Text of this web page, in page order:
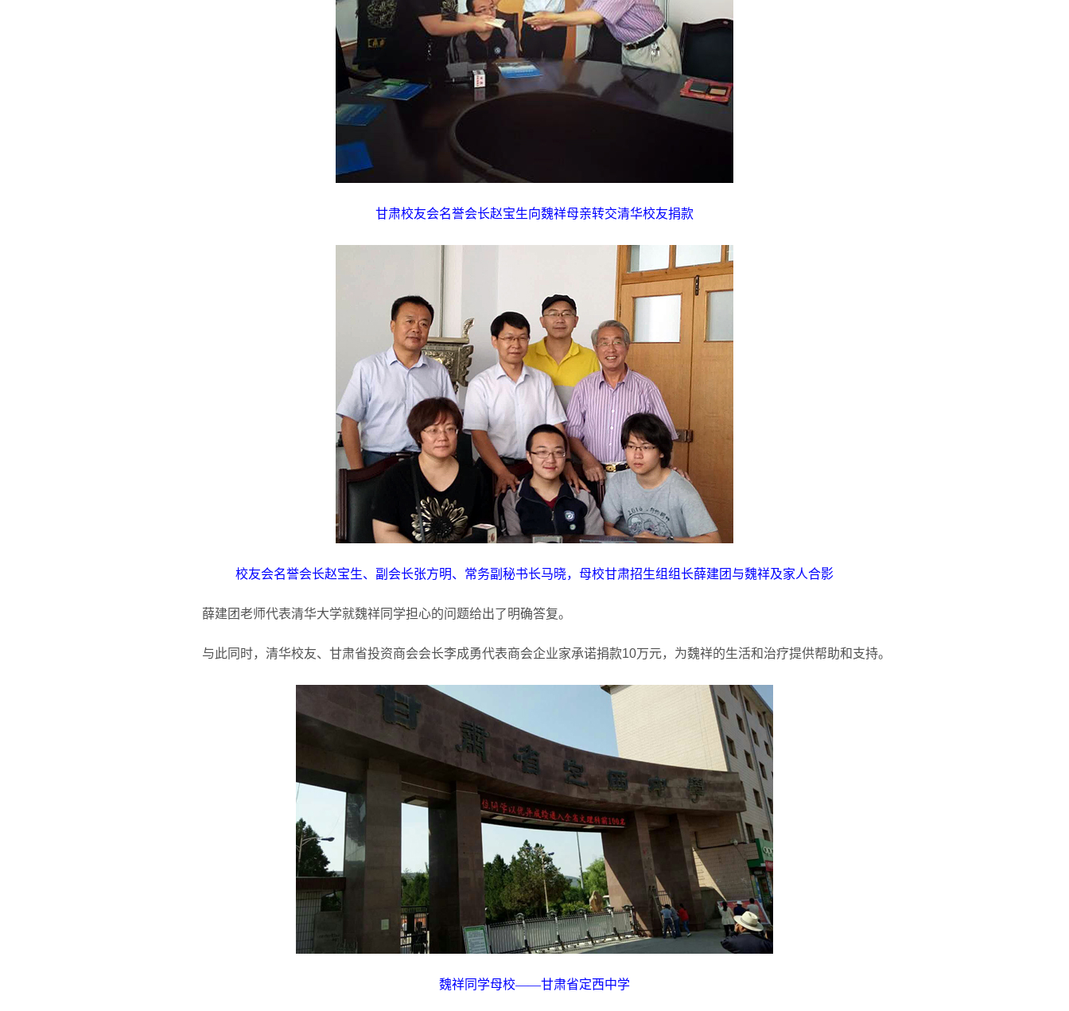
甘肃校友会名誉会长赵宝生向魏祥母亲转交清华校友捐款
校友会名誉会长赵宝生、副会长张方明、常务副秘书长马晓，母校甘肃招生组组长薛建团与魏祥及家人合影
薛建团老师代表清华大学就魏祥同学担心的问题给出了明确答复。
与此同时，清华校友、甘肃省投资商会会长李成勇代表商会企业家承诺捐款10万元，为魏祥的生活和治疗提供帮助和支持。
魏祥同学母校——甘肃省定西中学